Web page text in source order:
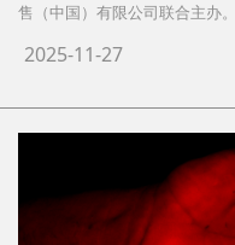
售（中国）有限公司联合主办
家协会副主席鞠鹏，中国摄影
席许国，《中国摄影》杂志社
运营部副主任文汇主持。经过
2025-11-27